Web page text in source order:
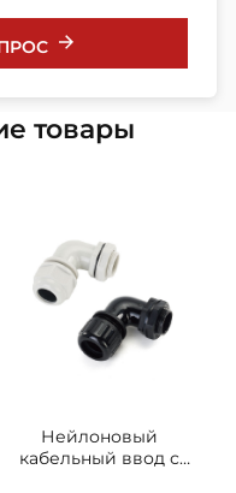
товары
Нейлоновый
кабельный ввод с